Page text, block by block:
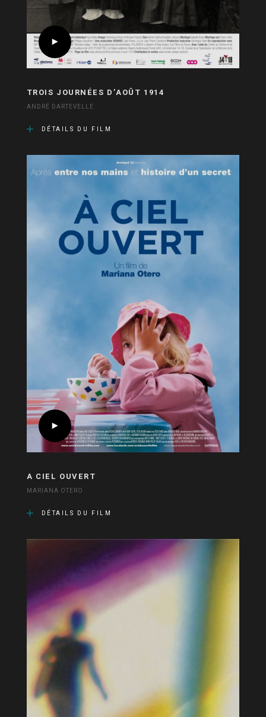
TROIS JOURNÉES D’AOÛT 1914
ANDRÉ DARTEVELLE
DÉTAILS DU FILM
A CIEL OUVERT
MARIANA OTERO
DÉTAILS DU FILM